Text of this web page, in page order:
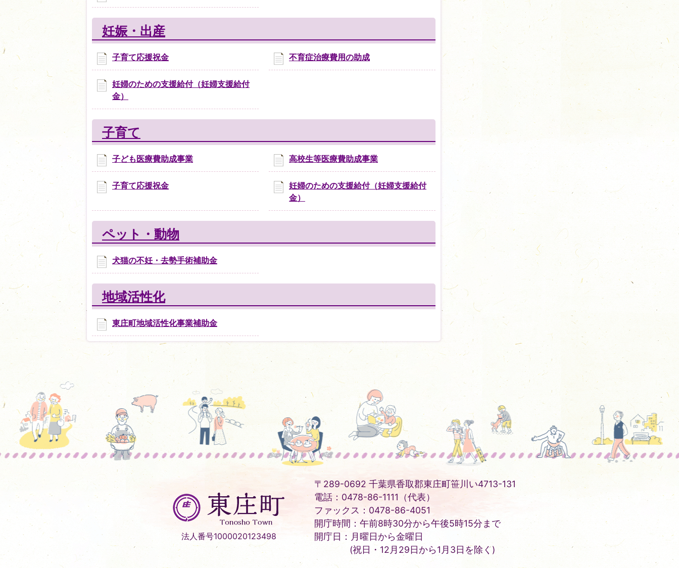
妊娠・出産
子育て応援祝金 不育症治療費用の助成
妊婦のための支援給付（妊婦支援給付
金）
子育て
子ども医療費助成事業 高校生等医療費助成事業
子育て応援祝金
妊婦のための支援給付（妊婦支援給付
金）
ペット・動物
犬猫の不妊・去勢手術補助金
地域活性化
東庄町地域活性化事業補助金
東
庄
町
Tonosho
Town
法人番号1000020123498
〒289-0692 千葉県香取郡東庄町笹川い4713-131
電話：0478-86-1111（代表）
ファックス：0478-86-4051
開庁時間：午前8時30分から午後5時15分まで
開庁日：月曜日から金曜日
(祝日・12月29日から1月3日を除く)